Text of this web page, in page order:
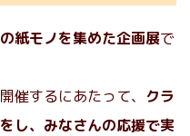
紙モノを集めた企画展で
催するにあたって、 クラ
し、みなさんの応援で実